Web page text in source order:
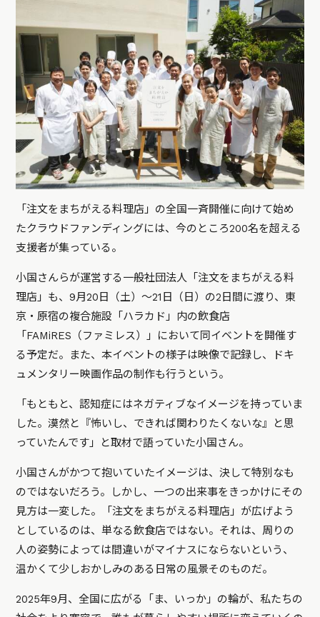
「注文をまちがえる料理店」の全国一斉開催に向けて始め
たクラウドファンディングには、今のところ200名を超える
支援者が集っている。
小国さんらが運営する一般社団法人「注文をまちがえる料
理店」も、9月20日（土）〜21日（日）の2日間に渡り、東
京・原宿の複合施設「ハラカド」内の飲食店
「FAMiRES（ファミレス）」において同イベントを開催す
る予定だ。また、本イベントの様子は映像で記録し、ドキ
ュメンタリー映画作品の制作も行うという。
「もともと、認知症にはネガティブなイメージを持っていま
した。漠然と『怖いし、できれば関わりたくないな』と思
っていたんです」と取材で語っていた小国さん。
小国さんがかつて抱いていたイメージは、決して特別なも
のではないだろう。しかし、一つの出来事をきっかけにその
見方は一変した。「注文をまちがえる料理店」が広げよう
としているのは、単なる飲食店ではない。それは、周りの
人の姿勢によっては間違いがマイナスにならないという、
温かくて少しおかしみのある日常の風景そのものだ。
2025年9月、全国に広がる「ま、いっか」の輪が、私たちの